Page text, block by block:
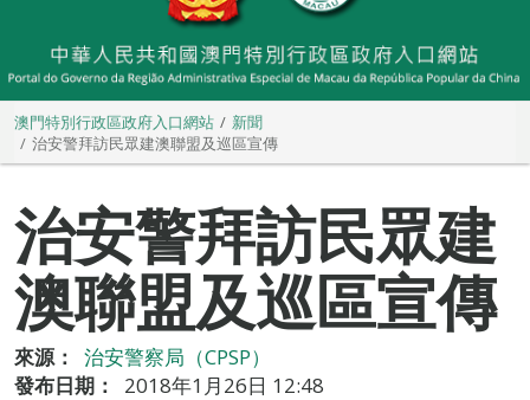
澳門特別行政區政府入口網站
新聞
治安警拜訪民眾建澳聯盟及巡區宣傳
治安警拜訪民眾建
澳聯盟及巡區宣傳
來源：
治安警察局（CPSP）
發布日期：
2018年1月26日 12:48